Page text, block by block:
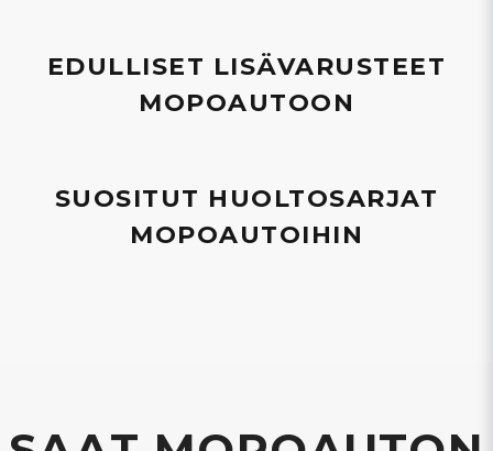
EDULLISET LISÄVARUSTEET
MOPOAUTOON
SUOSITUT HUOLTOSARJAT
MOPOAUTOIHIN